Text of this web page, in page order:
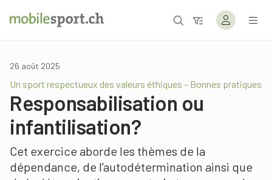
26 août 2025
Un sport respectueux des valeurs éthiques – Bonnes pratiques
Responsabilisation ou
infantilisation?
Cet exercice aborde les thèmes de la
dépendance, de l’autodétermination ainsi que